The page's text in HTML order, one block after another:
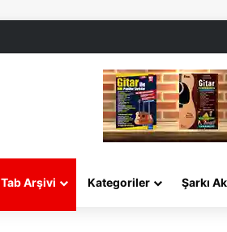
Arşivi Kategoriler Şarkı